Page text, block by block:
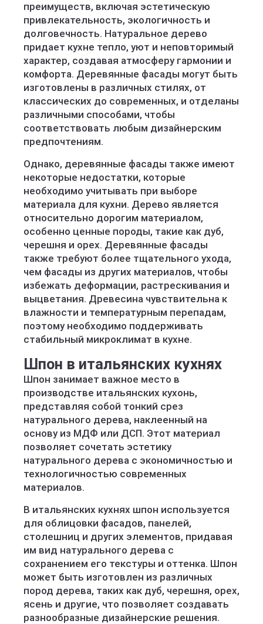
преимуществ, включая эстетическую
привлекательность, экологичность и
долговечность. Натуральное дерево
придает кухне тепло, уют и неповторимый
характер, создавая атмосферу гармонии и
комфорта. Деревянные фасады могут быть
изготовлены в различных стилях, от
классических до современных, и отделаны
различными способами, чтобы
соответствовать любым дизайнерским
предпочтениям.
Однако, деревянные фасады также имеют
некоторые недостатки, которые
необходимо учитывать при выборе
материала для кухни. Дерево является
относительно дорогим материалом,
особенно ценные породы, такие как дуб,
черешня и орех. Деревянные фасады
также требуют более тщательного ухода,
чем фасады из других материалов, чтобы
избежать деформации, растрескивания и
выцветания. Древесина чувствительна к
влажности и температурным перепадам,
поэтому необходимо поддерживать
стабильный микроклимат в кухне.
Шпон в итальянских кухнях
Шпон занимает важное место в
производстве итальянских кухонь,
представляя собой тонкий срез
натурального дерева, наклеенный на
основу из МДФ или ДСП. Этот материал
позволяет сочетать эстетику
натурального дерева с экономичностью и
технологичностью современных
материалов.
В итальянских кухнях шпон используется
для облицовки фасадов, панелей,
столешниц и других элементов, придавая
им вид натурального дерева с
сохранением его текстуры и оттенка. Шпон
может быть изготовлен из различных
пород дерева, таких как дуб, черешня, орех,
ясень и другие, что позволяет создавать
разнообразные дизайнерские решения.